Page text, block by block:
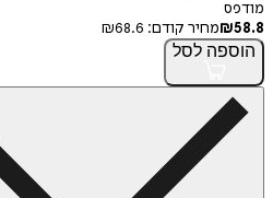
מחיר קודם: ₪68.6
לסל